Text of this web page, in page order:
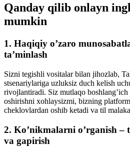
Qanday qilib onlayn
mumkin
1. Haqiqiy o’zaro
ta’minlash
Sizni tegishli vositalar bilan jihozlab,
stsenariylariga uzluksiz duch kelish
rivojlantiradi. Siz mutlaqo
oshirishni xohlaysizmi, bizning
cheklovlardan oshib ketadi va til
2. Ko’nikmalarni o’rganish –
va gapirish